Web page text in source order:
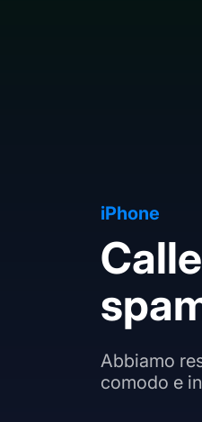
iPhone
Abbiamo
comodo e